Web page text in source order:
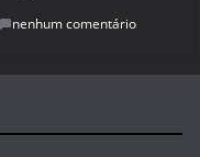
nenhum comentário